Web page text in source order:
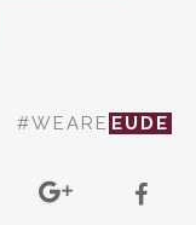
#WEARE EUDE